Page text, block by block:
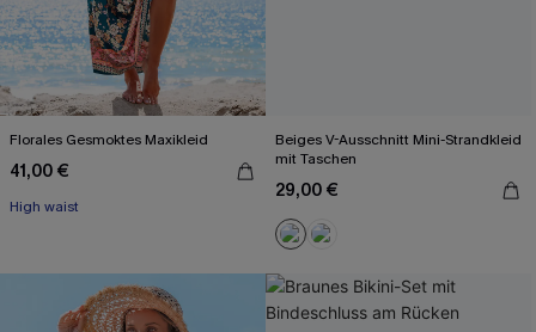
Florales Gesmoktes Maxikleid
41,00 €
High waist
Beiges V-Ausschnitt Mini-Strandkleid
mit Taschen
29,00 €